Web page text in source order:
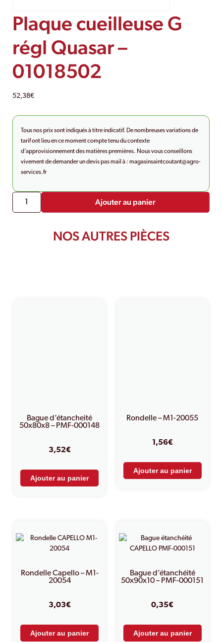
Plaque cueilleuse G
régl Quasar –
01018502
52,38€
Tous nos prix sont indiqués à titre indicatif. De nombreuses variations de
tarif ont lieu en ce moment compte tenu du contexte
d’approvisionnement des matières premières. Nous vous conseillons
vivement de demander un devis pas mail à : magasinsaintcoutant@agro-
services.fr
Ajouter au panier
NOS AUTRES PIÈCES
Bague d’étancheité
50x80x8 – PMF-000148
3,52€
Ajouter au panier
Rondelle – M1-20055
1,56€
Ajouter au panier
Rondelle Capello – M1-
20054
3,03€
Ajouter au panier
Bague d’étanchéité
50x90x10 – PMF-000151
0,35€
Ajouter au panier